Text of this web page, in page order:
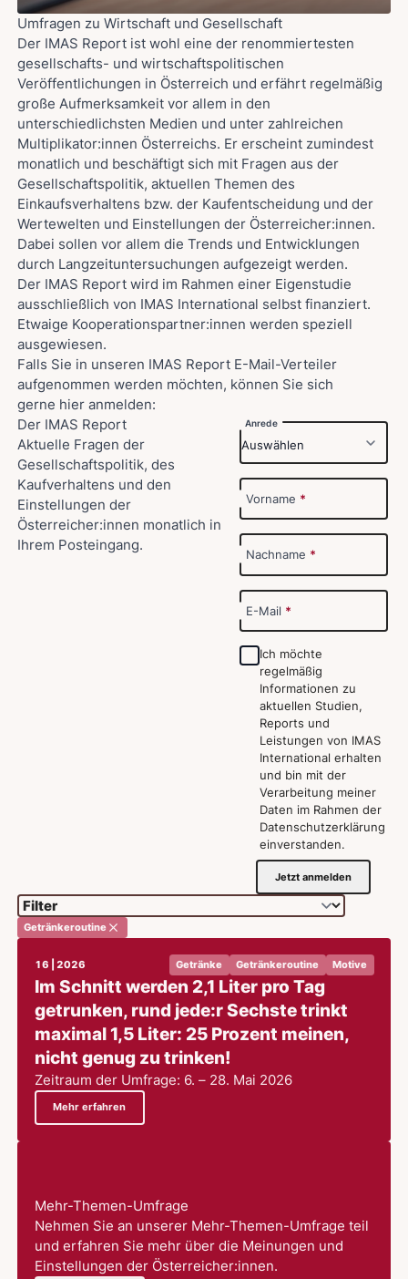
Umfragen zu Wirtschaft und Gesellschaft
Der IMAS Report ist wohl eine der renommiertesten
gesellschafts- und wirtschaftspolitischen
Veröffentlichungen in Österreich und erfährt regelmäßig
große Aufmerksamkeit vor allem in den
unterschiedlichsten Medien und unter zahlreichen
Multiplikator:innen Österreichs. Er erscheint zumindest
monatlich und beschäftigt sich mit Fragen aus der
Gesellschaftspolitik, aktuellen Themen des
Einkaufsverhaltens bzw. der Kaufentscheidung und der
Wertewelten und Einstellungen der Österreicher:innen.
Dabei sollen vor allem die Trends und Entwicklungen
durch Langzeituntersuchungen aufgezeigt werden.
Der IMAS Report wird im Rahmen einer Eigenstudie
ausschließlich von IMAS International selbst finanziert.
Etwaige Kooperationspartner:innen werden speziell
ausgewiesen.
Falls Sie in unseren IMAS Report E-Mail-Verteiler
aufgenommen werden möchten, können Sie sich
gerne hier anmelden:
Der IMAS Report
Aktuelle Fragen der
Gesellschaftspolitik, des
Kaufverhaltens und den
Einstellungen der
Österreicher:innen monatlich in
Ihrem Posteingang.
Anrede
Vorname *
Nachname *
E-Mail *
Ich möchte
regelmäßig
Informationen zu
aktuellen Studien,
Reports und
Leistungen von IMAS
International erhalten
und bin mit der
Verarbeitung meiner
Daten im Rahmen der
Datenschutzerklärung
einverstanden.
Jetzt anmelden
Getränkeroutine
16 | 2026 Getränke Getränkeroutine Motive
Im Schnitt werden 2,1 Liter pro Tag
getrunken, rund jede:r Sechste trinkt
maximal 1,5 Liter: 25 Prozent meinen,
nicht genug zu trinken!
Zeitraum der Umfrage: 6. – 28. Mai 2026
Mehr erfahren
Mehr-Themen-Umfrage
Nehmen Sie an unserer Mehr-Themen-Umfrage teil
und erfahren Sie mehr über die Meinungen und
Einstellungen der Österreicher:innen.